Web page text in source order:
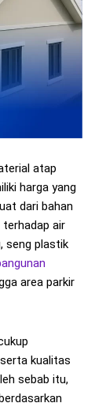
atap
harga yang
dari bahan
terhadap air
seng plastik
area parkir
kualitas
sebab itu,